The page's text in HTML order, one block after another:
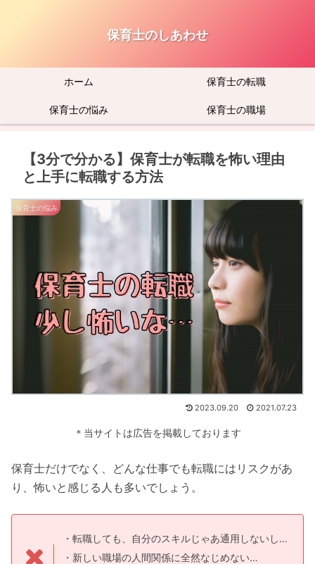
保育士のしあわせ
ホーム 保育士の転職
保育士の悩み 保育士の職場
【3分で分かる】保育士が転職を怖い理由
と上手に転職する方法
保育士の悩み
2023.09.20 2021.07.23
＊当サイトは広告を掲載しております
保育士だけでなく、どんな仕事でも転職にはリスクがあ
り、怖いと感じる人も多いでしょう。
・転職しても、自分のスキルじゃあ通用しないし…
・新しい職場の人間関係に全然なじめない…